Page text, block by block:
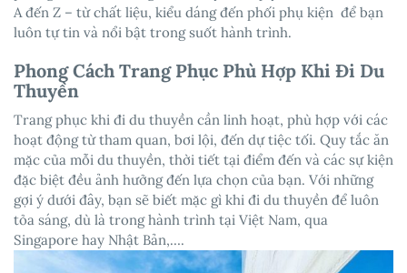
A đến Z – từ chất liệu, kiểu dáng đến phối phụ kiện để bạn
luôn tự tin và nổi bật trong suốt hành trình.
Phong Cách Trang Phục Phù Hợp Khi Đi Du
Thuyền
Trang phục khi đi du thuyền cần linh hoạt, phù hợp với các
hoạt động từ tham quan, bơi lội, đến dự tiệc tối. Quy tắc ăn
mặc của mỗi du thuyền, thời tiết tại điểm đến và các sự kiện
đặc biệt đều ảnh hưởng đến lựa chọn của bạn. Với những
gợi ý dưới đây, bạn sẽ biết mặc gì khi đi du thuyền để luôn
tỏa sáng, dù là trong hành trình tại Việt Nam, qua
Singapore hay Nhật Bản,….